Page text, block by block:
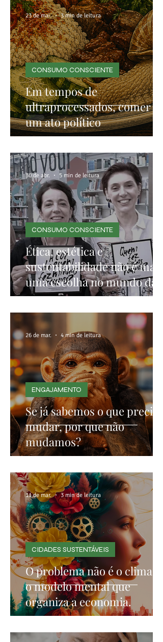
Em tempos de
ultraprocessados, comer é
um ato político
CONSUMO CONSCIENTE
23 de mai. 3 min de leitura
Ética, estética e
sustentabilidade não é mais
uma escolha no mundo da
moda
CONSUMO CONSCIENTE
30 de abr. 5 min de leitura
Se já sabemos o que precisa
mudar, por que não
mudamos?
ENGAJAMENTO
26 de mar. 4 min de leitura
O problema não é o clima. É
o modelo mental que
organiza a economia.
CIDADES SUSTENTÁVEIS
11 de mar. 3 min de leitura